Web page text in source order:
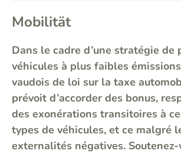
Mobilität
Dans le cadre d’une stratégie de
véhicules à plus faibles
vaudois de loi sur la taxe
prévoit d’accorder des bonus,
des exonérations transitoires à
types de véhicules, et ce malgré
externalités négatives. Soutenez-